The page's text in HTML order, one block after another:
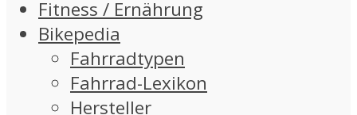
Fitness / Ernährung
Bikepedia
Fahrradtypen
Fahrrad-Lexikon
Hersteller